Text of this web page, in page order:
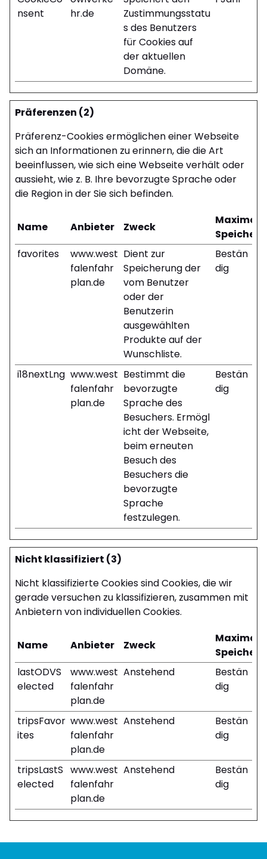
nsent
hr.de
Zustimmungsstatu
s des Benutzers
für Cookies auf
der aktuellen
Domäne.
Präferenzen (2)
Präferenz-Cookies ermöglichen einer Webseite
sich an Informationen zu erinnern, die die Art
beeinflussen, wie sich eine Webseite verhält oder
aussieht, wie z. B. Ihre bevorzugte Sprache oder
die Region in der Sie sich befinden.
Name Anbieter Zweck
Maximale
favorites
www.west
falenfahr
plan.de
Dient zur
Speicherung der
vom Benutzer
oder der
Benutzerin
ausgewählten
Produkte auf der
Wunschliste.
Bestän
dig
i18nextLng www.west
falenfahr
plan.de
Bestimmt die
bevorzugte
Sprache des
Besuchers. Ermögl
icht der Webseite,
beim erneuten
Besuch des
Besuchers die
bevorzugte
Sprache
festzulegen.
Bestän
dig
Nicht klassifiziert (3)
Nicht klassifizierte Cookies sind Cookies, die wir
gerade versuchen zu klassifizieren, zusammen mit
Anbietern von individuellen Cookies.
Name Anbieter Zweck
Maximale
lastODVS
elected
www.west
falenfahr
plan.de
Anstehend
Bestän
dig
tripsFavor
ites
www.west
falenfahr
plan.de
Anstehend
Bestän
dig
tripsLastS
elected
www.west
falenfahr
plan.de
Anstehend
Bestän
dig